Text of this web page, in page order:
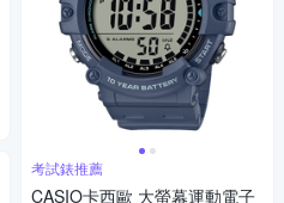
考試錶推薦
CASIO卡西歐 大螢幕運動電子